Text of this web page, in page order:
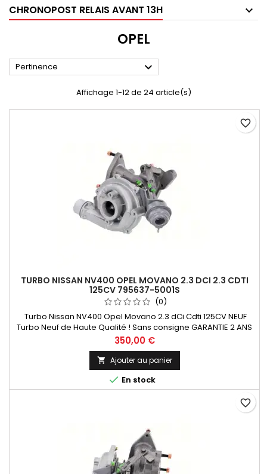
CHRONOPOST RELAIS AVANT 13H
OPEL
Pertinence 
Affichage 1-12 de 24 article(s)
TURBO NISSAN NV400 OPEL MOVANO 2.3 DCI 2.3 CDTI
125CV 795637-5001S
(0)
Turbo Nissan NV400 Opel Movano 2.3 dCi Cdti 125CV NEUF
Turbo Neuf de Haute Qualité ! Sans consigne GARANTIE 2 ANS
Paiement 100 % Sécurisé En Stock expédié sous 24 H
Prix
350,00 €
 Ajouter au panier
 En stock
favorite_border
favorite_border